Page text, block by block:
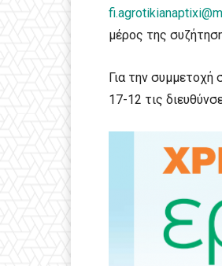
μέρος της
Για την
17-12 τις